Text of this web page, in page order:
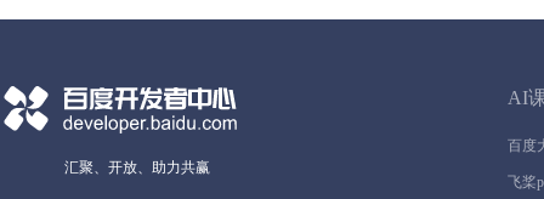
汇聚、开放、助力共赢
AI
百度
飞桨